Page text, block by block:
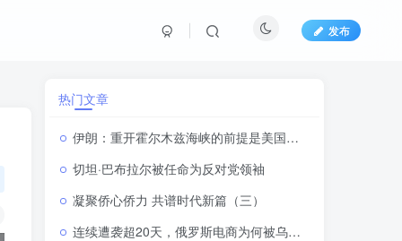
发布
热门文章
伊朗：重开霍尔木兹海峡的前提是美国满足5个条件
切坦·巴布拉尔被任命为反对党领袖
凝聚侨心侨力 共谱时代新篇（三）
连续遭袭超20天，俄罗斯电商为何被乌克兰无人机盯上？